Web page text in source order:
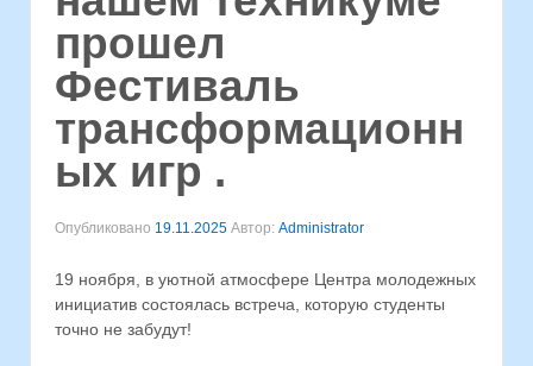
прошел
Фестиваль
трансформационн
ых игр .
Опубликовано 19.11.2025 Автор: Administrator
19 ноября, в уютной атмосфере Центра молодежных
инициатив состоялась встреча, которую студенты
точно не забудут!